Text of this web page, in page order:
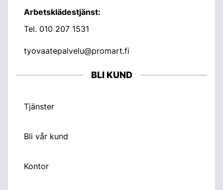
Arbetsklädestjänst:
Tel. 010 207 1531
tyovaatepalvelu@promart.fi
BLI KUND
Tjänster
Bli vår kund
Kontor